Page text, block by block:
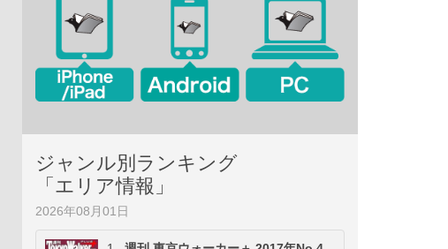
ジャンル別ランキング
「エリア情報」
2026年08月01日